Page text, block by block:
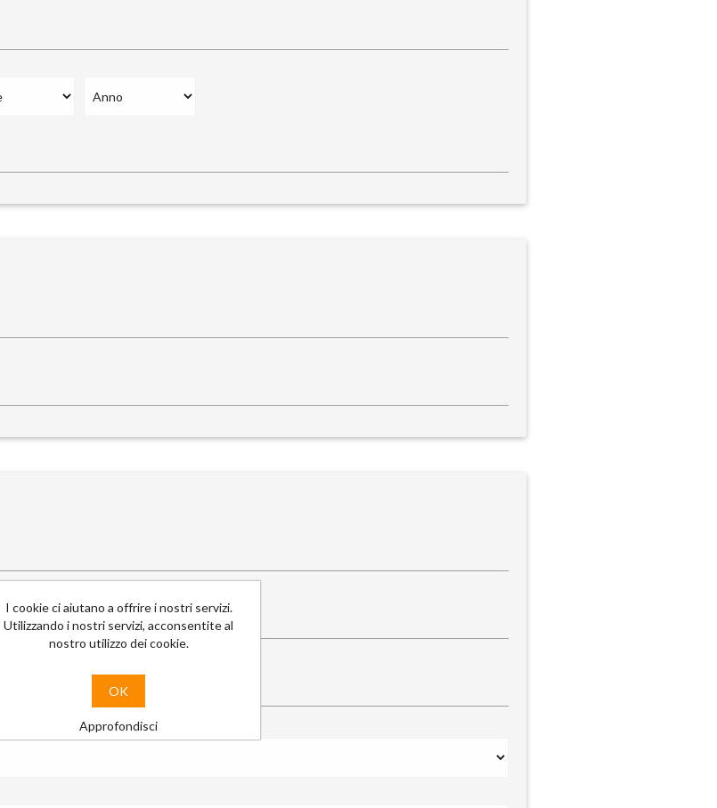
I cookie ci aiutano a offrire i nostri servizi.
Utilizzando i nostri servizi, acconsentite al
nostro utilizzo dei cookie.
OK
Approfondisci